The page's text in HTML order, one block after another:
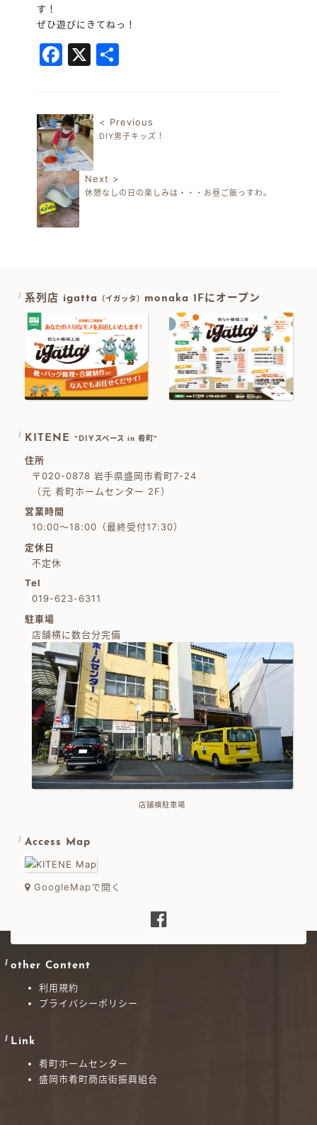
す！
ぜひ遊びにきてねっ！
Facebook
X
投稿ナビゲーション
< Previous
DIY男子キッズ！
Next >
休憩なしの日の楽しみは・・・お昼ご飯っすわ。
系列店 igatta （イガッタ） monaka 1Fにオープン
KITENE ~DIYスペース in 肴町~
住所
〒020-0878 岩手県盛岡市肴町7-24
（元 肴町ホームセンター 2F）
営業時間
10:00～18:00（最終受付17:30）
定休日
不定休
Tel
019-623-6311
駐車場
店舗横に数台分完備
店舗横駐車場
Access Map
GoogleMapで開く
other Content
利用規約
プライバシーポリシー
Link
肴町ホームセンター
盛岡市肴町商店街振興組合